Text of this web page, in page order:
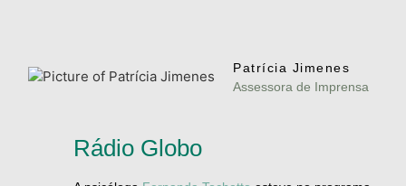
Patrícia Jimenes
Assessora de Imprensa
Rádio Globo